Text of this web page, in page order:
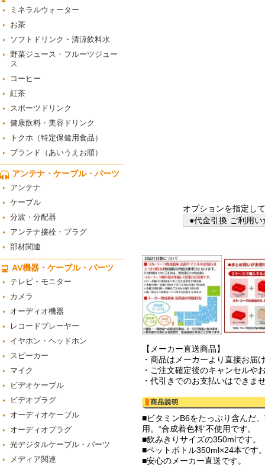
ミネラルウォーター
お茶
ソフトドリンク・清涼飲料水
野菜ジュース・フルーツジュー
ス
コーヒー
紅茶
スポーツドリンク
健康飲料・美容ドリンク
トクホ（特定保健用食品）
ブランド（あいうえお順）
アンテナ・ケーブル・パーツ
アンテナ
ケーブル
分波・分配器
アンテナ接栓・プラグ
部材関連
AV機器・ケーブル・パーツ
テレビ・モニター
カメラ
オーディオ機器
レコードプレーヤー
イヤホン・ヘッドホン
スピーカー
マイク
ビデオケーブル
ビデオプラグ
オーディオケーブル
オーディオプラグ
光デジタルケーブル・パーツ
メディア関連
オプションを指定し
●代金引換 ご利用
【メーカー直送商品】
・商品はメーカーより直接お届
・ご注文確定後のキャンセルや
・代引きでのお支払いはできま
■ビタミンB6をたっぷり含んだ
用。“合成着色料”不使用です。
■飲みきりサイズの350mlです。
■ペットボトル350ml×24本です
■安心のメーカー直送です。